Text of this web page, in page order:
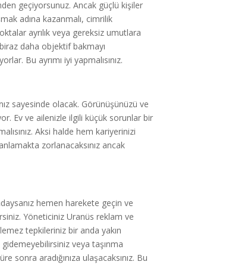
geçiyorsunuz. Ancak güçlü kişiler
adına kazanmalı, cimrilik
ayrılık veya gereksiz umutlara
daha objektif bakmayı
Bu ayrımı iyi yapmalısınız.
sayesinde olacak. Görünüşünüzü ve
Ev ve ailenizle ilgili küçük sorunlar bir
Aksi halde hem kariyerinizi
zorlanacaksınız ancak
hemen harekete geçin ve
Yöneticiniz Uranüs reklam ve
tepkileriniz bir anda yakın
gidemeyebilirsiniz veya taşınma
sonra aradığınıza ulaşacaksınız. Bu